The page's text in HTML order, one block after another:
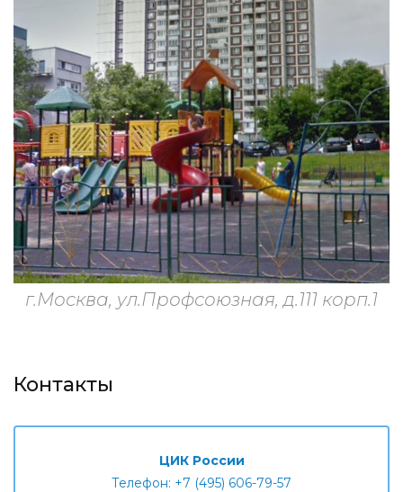
г.Москва, ул.Профсоюзная, д.111 корп.1
Контакты
ЦИК России
Телефон: +7 (495) 606-79-57